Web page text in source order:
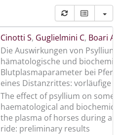
Cinotti S, Guglielmini C, Boari A
Die Auswirkungen von Psyllium
hämatologische und
Blutplasmaparameter bei
eines Distanzrittes: vorläufige
The effect of psyllium on some
haematological and
the plasma of horses during an
ride: preliminary results